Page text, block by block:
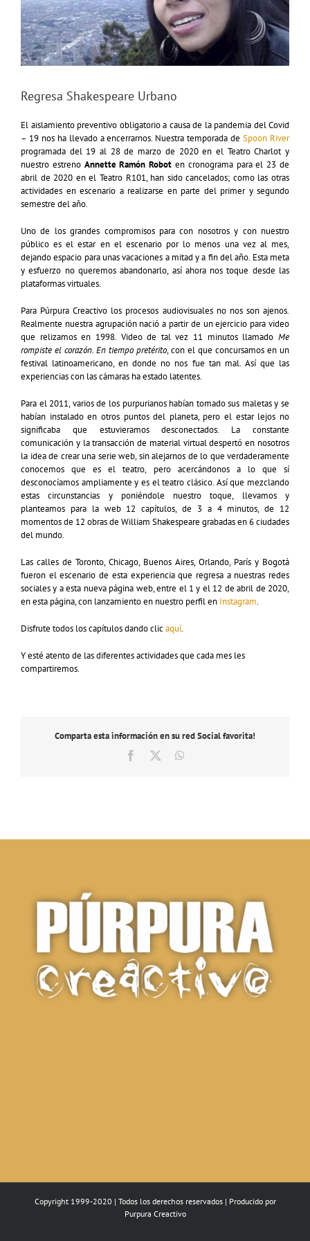
Regresa Shakespeare Urbano
El aislamiento preventivo obligatorio a causa de la pandemia del Covid
– 19 nos ha llevado a encerrarnos. Nuestra temporada deSpoon River
programada del 19 al 28 de marzo de 2020 en el Teatro Charlot y
nuestro estreno Annette Ramón Robot en cronograma para el 23 de
abril de 2020 en el Teatro R101, han sido cancelados; como las otras
actividades en escenario a realizarse en parte del primer y segundo
semestre del año.
Uno de los grandes compromisos para con nosotros y con nuestro
público es el estar en el escenario por lo menos una vez al mes,
dejando espacio para unas vacaciones a mitad y a fin del año. Esta meta
y esfuerzo no queremos abandonarlo, así ahora nos toque desde las
plataformas virtuales.
Para Púrpura Creactivo los procesos audiovisuales no nos son ajenos.
Realmente nuestra agrupación nació a partir de un ejercicio para video
que relizamos en 1998. Video de tal vez 11 minutos llamado Me
rompiste el corazón. En tiempo pretérito, con el que concursamos en un
festival latinoamericano, en donde no nos fue tan mal. Así que las
experiencias con las cámaras ha estado latentes.
Para el 2011, varios de los purpurianos habían tomado sus maletas y se
habían instalado en otros puntos del planeta, pero el estar lejos no
significaba que estuvieramos desconectados. La constante
comunicación y la transacción de material virtual despertó en nosotros
la idea de crear una serie web, sin alejarnos de lo que verdaderamente
conocemos que es el teatro, pero acercándonos a lo que sí
desconocíamos ampliamente y es el teatro clásico. Así que mezclando
estas circunstancias y poniéndole nuestro toque, llevamos y
planteamos para la web 12 capítulos, de 3 a 4 minutos, de 12
momentos de 12 obras de William Shakespeare grabadas en 6 ciudades
del mundo.
Las calles de Toronto, Chicago, Buenos Aires, Orlando, París y Bogotá
fueron el escenario de esta experiencia que regresa a nuestras redes
sociales y a esta nueva página web, entre el 1 y el 12 de abril de 2020,
en esta página, con lanzamiento en nuestro perfil en Instagram.
Disfrute todos los capítulos dando clicaquí.
Y esté atento de las diferentes actividades que cada mes les
compartiremos.
Comparta esta información en su red Social favorita!
Facebook
Copyright 1999-2020 | Todos los derechos reservados | Producido por
Purpura Creactivo